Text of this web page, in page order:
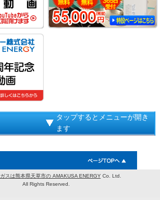
タップするとメニューが開き
ます
ガスは熊本県天草市の AMAKUSA ENERGYCo. Ltd.
All Rights Reserved.